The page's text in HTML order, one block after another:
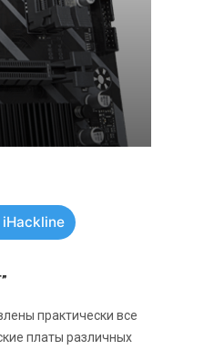
iHackline
практически все
платы различных